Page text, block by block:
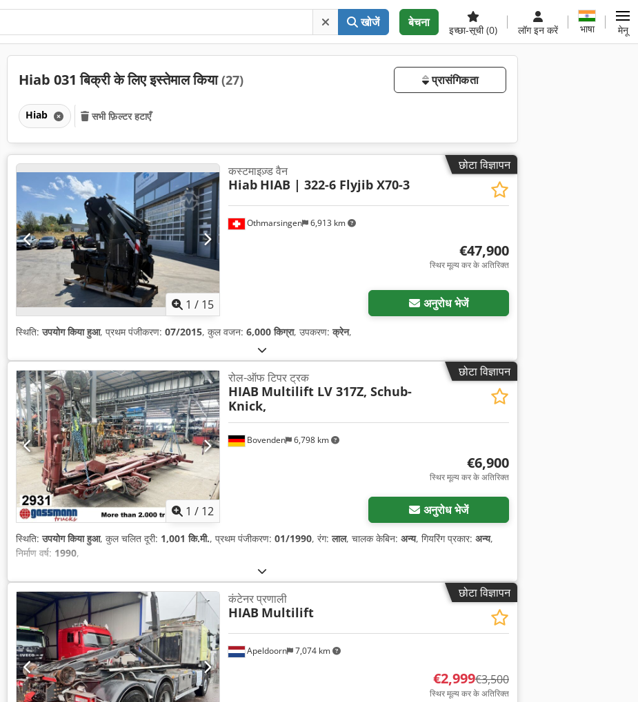
खोजें बेचना
इच्छा-सूची(0) लॉग इन करें भाषा मेनू
Hiab 031 बिक्री के लिए इस्तेमाल किया(27) प्रासंगिकता
Hiab सभी फ़िल्टर हटाएँ
छोटा विज्ञापन
1 / 15
Othmarsingen 6,913 km
कस्टमाइज़्ड वैन
Hiab HIAB | 322-6 Flyjib X70-3
€47,900
स्थिर मूल्य कर के अतिरिक्त
अनुरोध भेजें
स्थिति:उपयोग किया हुआ, प्रथम पंजीकरण: 07/2015, कुल वजन: 6,000 किग्रा, उपकरण:क्रेन,
छोटा विज्ञापन
1 / 12
Bovenden 6,798 km
रोल-ऑफ टिपर ट्रक
HIAB Multilift LV 317Z, Schub-
Knick,
€6,900
स्थिर मूल्य कर के अतिरिक्त
अनुरोध भेजें
स्थिति:उपयोग किया हुआ, कुल चलित दूरी: 1,001 कि.मी., प्रथम पंजीकरण: 01/1990, रंग:लाल, चालक केबिन: अन्य, गियरिंग प्रकार: अन्य,
निर्माण वर्ष: 1990,
छोटा विज्ञापन
Apeldoorn 7,074 km
कंटेनर प्रणाली
HIAB Multilift
€2,999€3,500
स्थिर मूल्य कर के अतिरिक्त